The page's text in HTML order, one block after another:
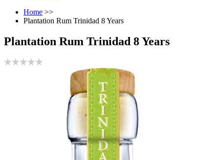
Home >>
Plantation Rum Trinidad 8 Years
Plantation Rum Trinidad 8 Years